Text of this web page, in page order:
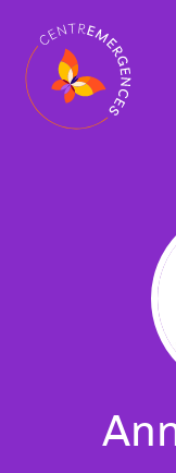
Navigation
principale